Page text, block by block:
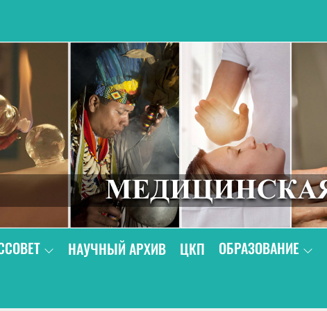
НАУЧНЫЙ АРХИВ ЦКП ОБРАЗОВАНИЕ